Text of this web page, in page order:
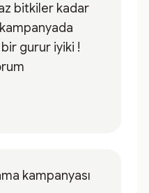
bitkiler kadar
gurur iyiki !
kampanyası